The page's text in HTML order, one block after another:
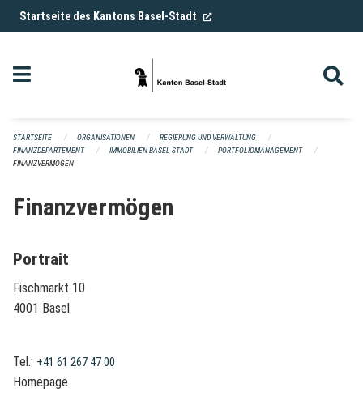
Navigation überspringen
Startseite des Kantons Basel-Stadt (External Link)
STARTSEITE ORGANISATIONEN
REGIERUNG UND VERWALTUNG
FINANZDEPARTEMENT
IMMOBILIEN BASEL-STADT
PORTFOLIOMANAGEMENT
FINANZVERMÖGEN
Finanzvermögen
Portrait
Fischmarkt 10
4001 Basel
Tel.: +41 61 267 47 00
Homepage